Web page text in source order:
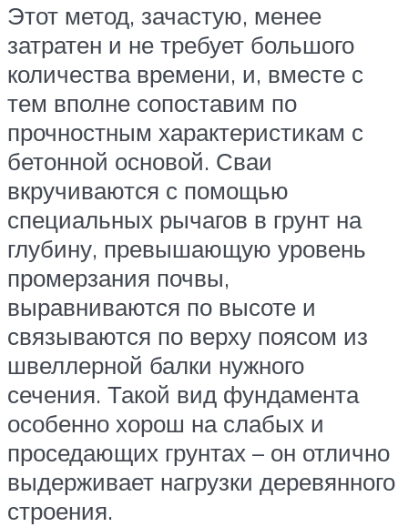
Этот метод, зачастую, менее
затратен и не требует большого
количества времени, и, вместе с
тем вполне сопоставим по
прочностным характеристикам с
бетонной основой. Сваи
вкручиваются с помощью
специальных рычагов в грунт на
глубину, превышающую уровень
промерзания почвы,
выравниваются по высоте и
связываются по верху поясом из
швеллерной балки нужного
сечения. Такой вид фундамента
особенно хорош на слабых и
проседающих грунтах – он отлично
выдерживает нагрузки деревянного
строения.